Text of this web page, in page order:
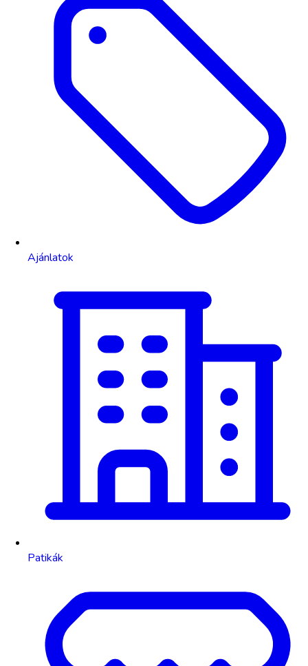
Ajánlatok
Patikák